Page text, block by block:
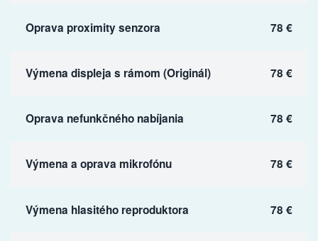
Oprava proximity senzora 78 €
Výmena displeja s rámom (Originál) 78 €
Oprava nefunkčného nabíjania 78 €
Výmena a oprava mikrofónu 78 €
Výmena hlasitého reproduktora 78 €